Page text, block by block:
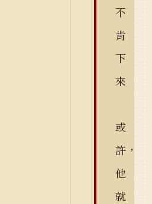
不
肯
下
來
或
許，
他
就